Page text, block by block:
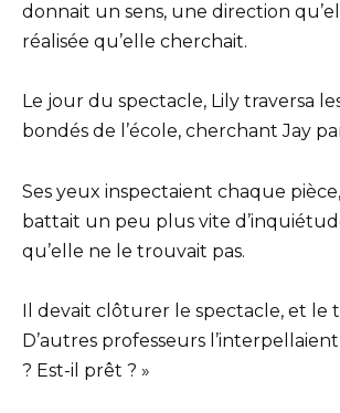
donnait un sens, une direction
réalisée qu’elle cherchait.
Le jour du spectacle, Lily traversa
bondés de l’école, cherchant Jay
Ses yeux inspectaient chaque
battait un peu plus vite
qu’elle ne le trouvait pas.
Il devait clôturer le spectacle, et le
D’autres professeurs
? Est-il prêt ? »